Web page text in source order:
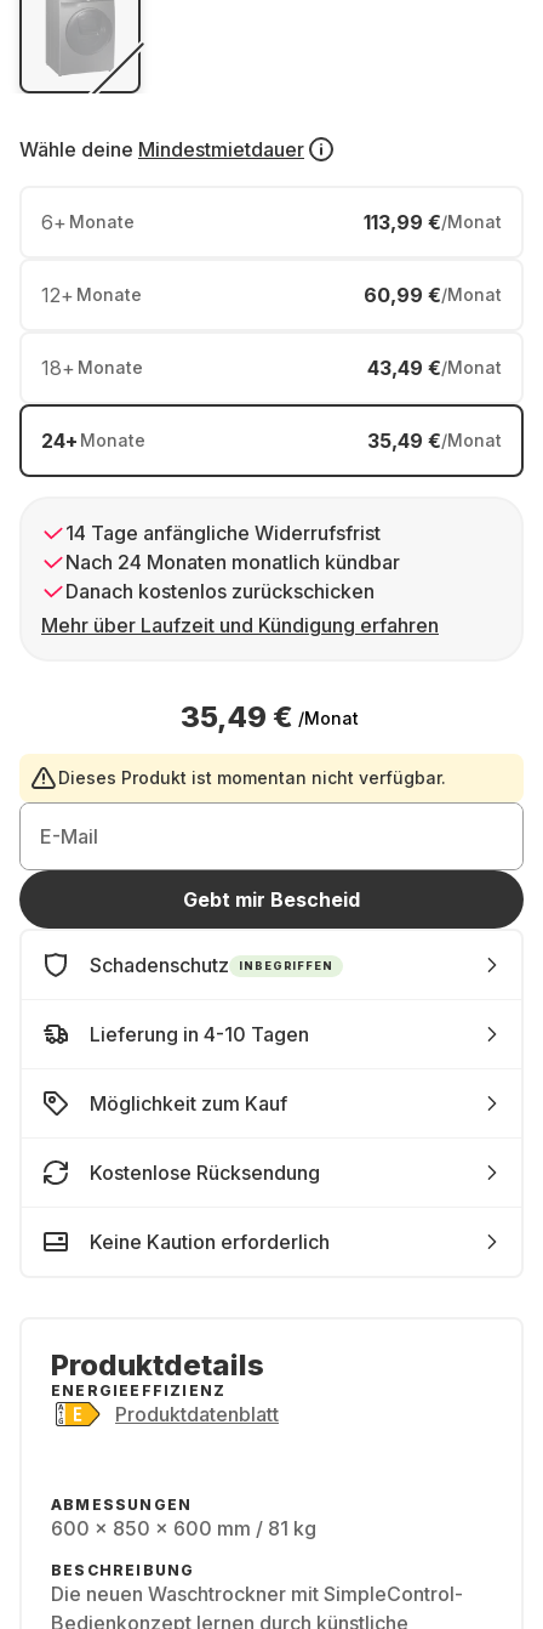
Wähle deine Mindestmietdauer
6+ Monate 113,99 €/Monat
12+ Monate 60,99 €/Monat
18+ Monate 43,49 €/Monat
24+ Monate 35,49 €/Monat
14 Tage anfängliche Widerrufsfrist
Nach 24 Monaten monatlich kündbar
Danach kostenlos zurückschicken
Mehr über Laufzeit und Kündigung erfahren
35,49 € /Monat
Dieses Produkt ist momentan nicht verfügbar.
E-Mail
Gebt mir Bescheid
Schadenschutz INBEGRIFFEN
Lieferung in 4-10 Tagen
Möglichkeit zum Kauf
Kostenlose Rücksendung
Keine Kaution erforderlich
Produktdetails
ENERGIEEFFIZIENZ
Produktdatenblatt
ABMESSUNGEN
600 x 850 x 600 mm / 81 kg
BESCHREIBUNG
Die neuen Waschtrockner mit SimpleControl-
Bedienkonzept lernen durch künstliche